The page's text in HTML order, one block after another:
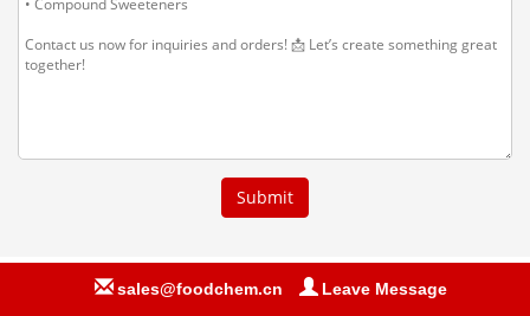
sales@foodchem.cn Leave Message